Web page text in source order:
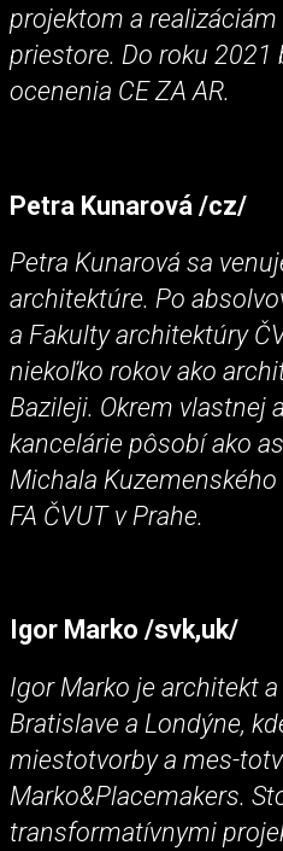
projektom a
priestore. Do roku
ocenenia CE ZA AR.
Petra Kunarová /cz/
Petra Kunarová sa
architektúre. Po
a Fakulty architektúry
niekoľko rokov ako
Bazileji. Okrem vlastnej
kancelárie pôsobí ako
Michala
FA ČVUT v Prahe.
Igor Marko /svk,uk/
Igor Marko je architekt
Bratislave a Londýne,
miestotvorby a mes-
Marko&Placemakers.
transformatívnymi